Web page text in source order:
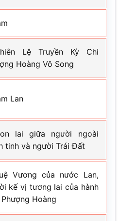
Lệ Truyền Kỳ Chi
Hoàng Vô Song
Lan
lai giữa người ngoài
tinh và người Trái Đất
Vương của nước Lan,
kế vị tương lai của hành
Hoàng